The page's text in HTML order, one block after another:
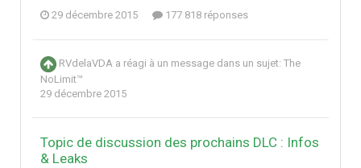
29 décembre 2015 177 818 réponses
RVdelaVDA a réagi à un message dans un sujet: The
NoLimit™
29 décembre 2015
Topic de discussion des prochains DLC : Infos
& Leaks